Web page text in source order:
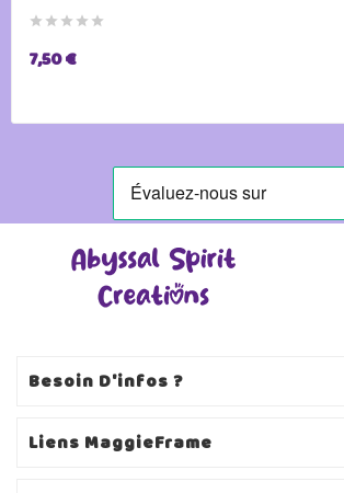
    
7,50 €
Besoin D'infos ?
Liens MaggieFrame